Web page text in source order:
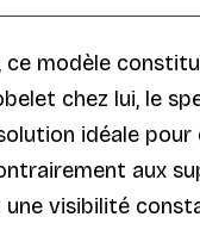
ce modèle
chez lui, le
idéale
aux
une visibilité